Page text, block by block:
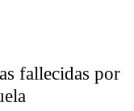
fallecidas por